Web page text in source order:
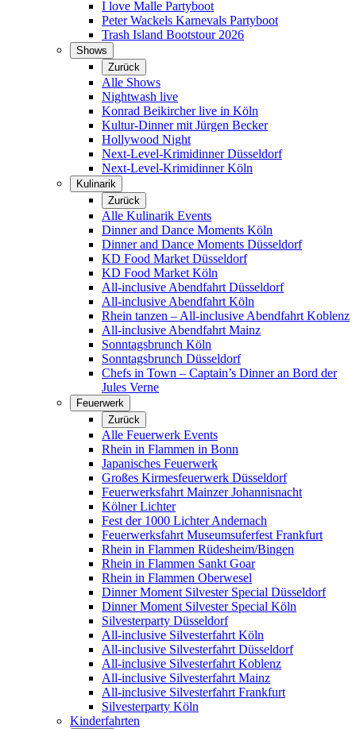
I love Malle Partyboot
Peter Wackels Karnevals Partyboot
Trash Island Bootstour 2026
Shows
Zurück
Alle Shows
Nightwash live
Konrad Beikircher live in Köln
Kultur-Dinner mit Jürgen Becker
Hollywood Night
Next-Level-Krimidinner Düsseldorf
Next-Level-Krimidinner Köln
Kulinarik
Zurück
Alle Kulinarik Events
Dinner and Dance Moments Köln
Dinner and Dance Moments Düsseldorf
KD Food Market Düsseldorf
KD Food Market Köln
All-inclusive Abendfahrt Düsseldorf
All-inclusive Abendfahrt Köln
Rhein tanzen – All-inclusive Abendfahrt Koblenz
All-inclusive Abendfahrt Mainz
Sonntagsbrunch Köln
Sonntagsbrunch Düsseldorf
Chefs in Town – Captain’s Dinner an Bord der
Jules Verne
Feuerwerk
Zurück
Alle Feuerwerk Events
Rhein in Flammen in Bonn
Japanisches Feuerwerk
Großes Kirmesfeuerwerk Düsseldorf
Feuerwerksfahrt Mainzer Johannisnacht
Kölner Lichter
Fest der 1000 Lichter Andernach
Feuerwerksfahrt Museumsuferfest Frankfurt
Rhein in Flammen Rüdesheim/Bingen
Rhein in Flammen Sankt Goar
Rhein in Flammen Oberwesel
Dinner Moment Silvester Special Düsseldorf
Dinner Moment Silvester Special Köln
Silvesterparty Düsseldorf
All-inclusive Silvesterfahrt Köln
All-inclusive Silvesterfahrt Düsseldorf
All-inclusive Silvesterfahrt Koblenz
All-inclusive Silvesterfahrt Mainz
All-inclusive Silvesterfahrt Frankfurt
Silvesterparty Köln
Kinderfahrten